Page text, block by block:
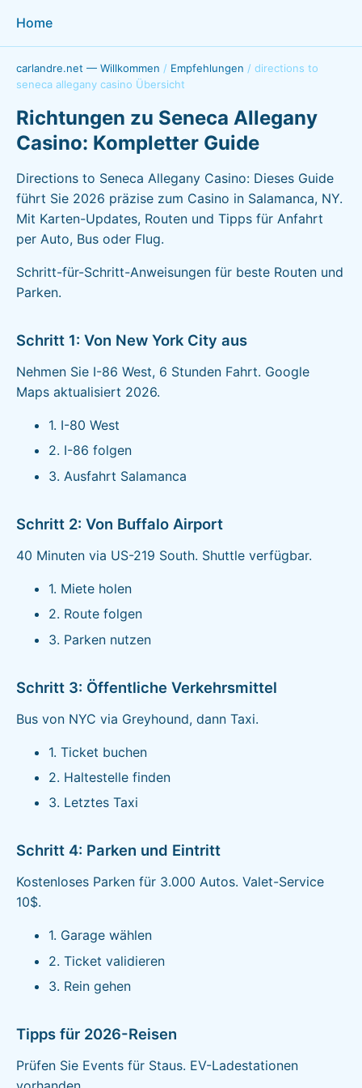
Home
carlandre.net — Willkommen / Empfehlungen / directions to
seneca allegany casino Übersicht
Richtungen zu Seneca Allegany
Casino: Kompletter Guide
Directions to Seneca Allegany Casino: Dieses Guide
führt Sie 2026 präzise zum Casino in Salamanca, NY.
Mit Karten-Updates, Routen und Tipps für Anfahrt
per Auto, Bus oder Flug.
Schritt-für-Schritt-Anweisungen für beste Routen und
Parken.
Schritt 1: Von New York City aus
Nehmen Sie I-86 West, 6 Stunden Fahrt. Google
Maps aktualisiert 2026.
1. I-80 West
2. I-86 folgen
3. Ausfahrt Salamanca
Schritt 2: Von Buffalo Airport
40 Minuten via US-219 South. Shuttle verfügbar.
1. Miete holen
2. Route folgen
3. Parken nutzen
Schritt 3: Öffentliche Verkehrsmittel
Bus von NYC via Greyhound, dann Taxi.
1. Ticket buchen
2. Haltestelle finden
3. Letztes Taxi
Schritt 4: Parken und Eintritt
Kostenloses Parken für 3.000 Autos. Valet-Service
10$.
1. Garage wählen
2. Ticket validieren
3. Rein gehen
Tipps für 2026-Reisen
Prüfen Sie Events für Staus. EV-Ladestationen